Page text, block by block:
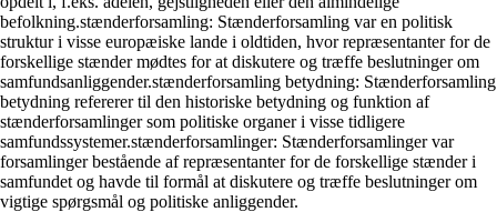
befolkning.stænderforsamling: Stænderforsamling var en politisk
struktur i visse europæiske lande i oldtiden, hvor repræsentanter for de
forskellige stænder mødtes for at diskutere og træffe beslutninger om
samfundsanliggender.stænderforsamling betydning: Stænderforsamling
betydning refererer til den historiske betydning og funktion af
stænderforsamlinger som politiske organer i visse tidligere
samfundssystemer.stænderforsamlinger: Stænderforsamlinger var
forsamlinger bestående af repræsentanter for de forskellige stænder i
samfundet og havde til formål at diskutere og træffe beslutninger om
vigtige spørgsmål og politiske anliggender.